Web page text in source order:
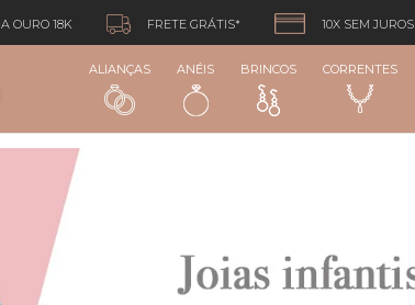
OURO 18K FRETE GRÁTIS* 10X SEM JUROS
ALIANÇAS ANÉIS BRINCOS CORRENTES